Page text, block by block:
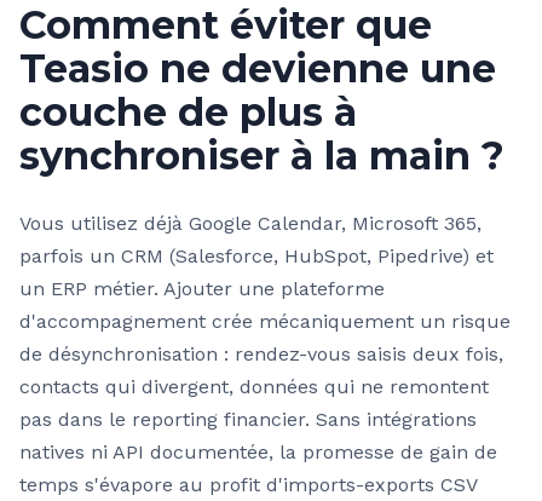
Comment éviter que
Teasio ne devienne une
couche de plus à
synchroniser à la main ?
Vous utilisez déjà Google Calendar, Microsoft 365,
parfois un CRM (Salesforce, HubSpot, Pipedrive) et
un ERP métier. Ajouter une plateforme
d'accompagnement crée mécaniquement un risque
de désynchronisation : rendez-vous saisis deux fois,
contacts qui divergent, données qui ne remontent
pas dans le reporting financier. Sans intégrations
natives ni API documentée, la promesse de gain de
temps s'évapore au profit d'imports-exports CSV